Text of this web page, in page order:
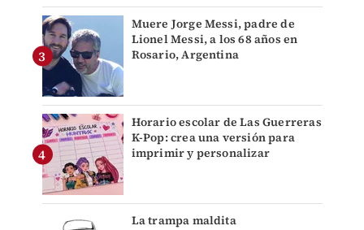
Muere Jorge Messi, padre de
Lionel Messi, a los 68 años en
Rosario, Argentina
Horario escolar de Las Guerreras
K-Pop: crea una versión para
imprimir y personalizar
La trampa maldita